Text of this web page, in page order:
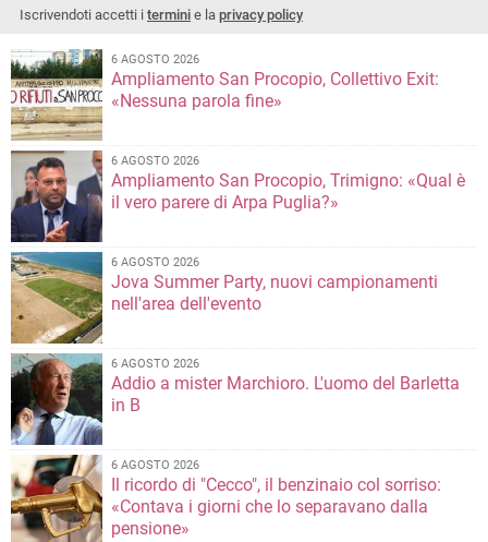
Iscrivendoti accetti i termini e la privacy policy
6 AGOSTO 2026
Ampliamento San Procopio, Collettivo Exit:
«Nessuna parola fine»
6 AGOSTO 2026
Ampliamento San Procopio, Trimigno: «Qual è
il vero parere di Arpa Puglia?»
6 AGOSTO 2026
Jova Summer Party, nuovi campionamenti
nell'area dell'evento
6 AGOSTO 2026
Addio a mister Marchioro. L'uomo del Barletta
in B
6 AGOSTO 2026
Il ricordo di "Cecco", il benzinaio col sorriso:
«Contava i giorni che lo separavano dalla
pensione»